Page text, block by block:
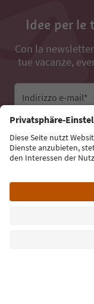
Idee per le
Con la
tue vacanze,
Indirizzo e-mail*